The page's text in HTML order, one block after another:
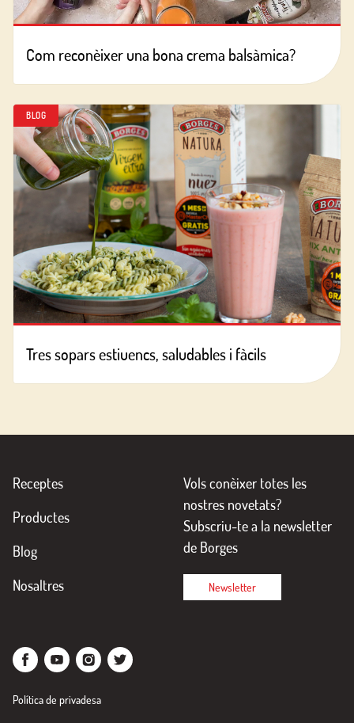
Com reconèixer una bona crema balsàmica?
BLOG
Tres sopars estiuencs, saludables i fàcils
Receptes
Productes
Blog
Nosaltres
Vols conèixer totes les
nostres novetats?
Subscriu-te a la newsletter
de Borges
Newsletter
Política de privadesa